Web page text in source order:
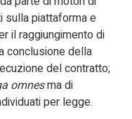
sulla piattaforma e
il raggiungimento di
conclusione della
del contratto;
omnesma di
per legge.